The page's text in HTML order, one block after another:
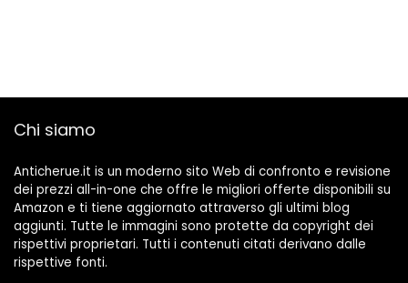
Chi siamo
Anticherue.it is un moderno sito Web di confronto e revisione
dei prezzi all-in-one che offre le migliori offerte disponibili su
Amazon e ti tiene aggiornato attraverso gli ultimi blog
aggiunti. Tutte le immagini sono protette da copyright dei
rispettivi proprietari. Tutti i contenuti citati derivano dalle
rispettive fonti.